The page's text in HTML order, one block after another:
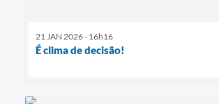
21 JAN 2026 - 16h16
É clima de decisão!